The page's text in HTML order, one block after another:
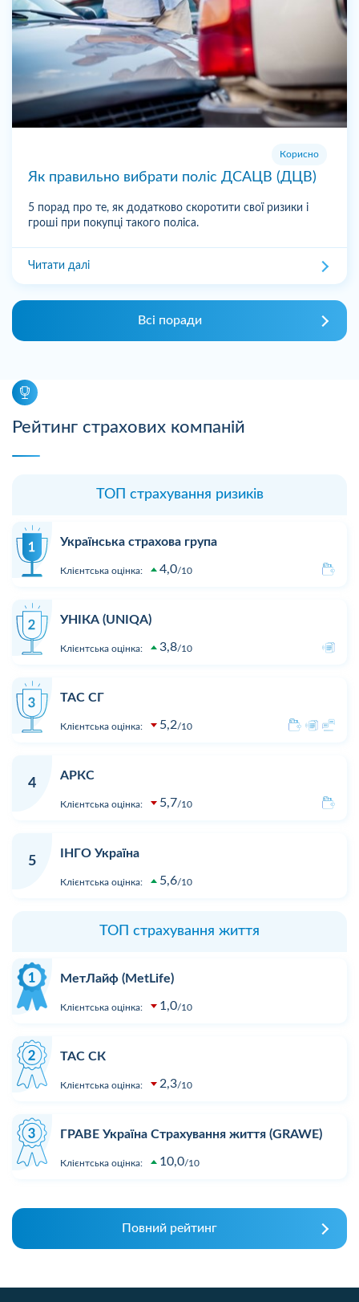
Корисно
Як правильно вибрати поліс ДСАЦВ (ДЦВ)
5 порад про те, як додатково скоротити свої ризики і
гроші при покупці такого поліса.
Читати далі
Всі поради
Рейтинг страхових компаній
ТОП страхування ризиків
Українська страхова група
Клієнтська оцінка: 4,0 10
УНІКА (UNIQA)
Клієнтська оцінка: 3,8 10
ТАС СГ
Клієнтська оцінка: 5,2 10
4
АРКС
Клієнтська оцінка: 5,7 10
5
ІНГО Україна
Клієнтська оцінка: 5,6 10
ТОП страхування життя
МетЛайф (MetLife)
Клієнтська оцінка: 1,0 10
ТАС СК
Клієнтська оцінка: 2,3 10
ГРАВЕ Україна Страхування життя (GRAWE)
Клієнтська оцінка: 10,0 10
Повний рейтинг